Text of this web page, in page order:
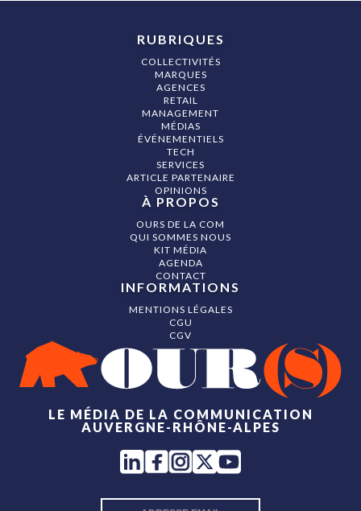
LE MÉDIA DE LA COMMUNICATION
AUVERGNE-RHÔNE-ALPES
RUBRIQUES
COLLECTIVITÉS
MARQUES
AGENCES
RETAIL
MANAGEMENT
MÉDIAS
ÉVÉNEMENTIELS
TECH
SERVICES
ARTICLE PARTENAIRE
OPINIONS
À PROPOS
OURS DE LA COM
QUI SOMMES NOUS
KIT MÉDIA
AGENDA
CONTACT
INFORMATIONS
MENTIONS LÉGALES
CGU
CGV